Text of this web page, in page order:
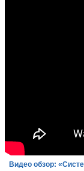
Видео обзор: